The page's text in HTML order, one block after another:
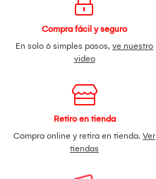
Compra fácil y seguro
En solo 6 simples pasos, ve nuestro
video
Retiro en tienda
Compra online y retira en tienda. Ver
tiendas